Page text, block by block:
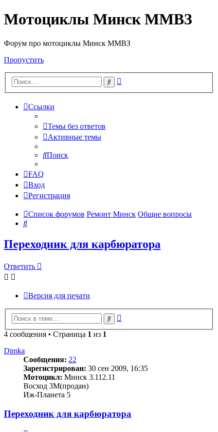
Мотоциклы Минск ММВЗ
Форум про мотоциклы Минск ММВЗ
Пропустить
Поиск
Ссылки
Темы без ответов
Активные темы
Поиск
FAQ
Вход
Регистрация
Список форумов Ремонт Минск Общие вопросы
Поиск
Переходник для карбюратора
Ответить
Версия для печати
Поиск
4 сообщения • Страница 1 из 1
Dimka
Сообщения: 22
Зарегистрирован: 30 сен 2009, 16:35
Мотоцикл: Минск 3.112.11
Восход 3М(продан)
Иж-Планета 5
Переходник для карбюратора